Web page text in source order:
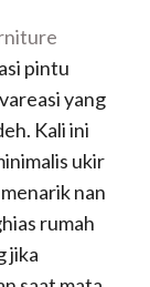
pintu
yang
Kali ini
ukir
nan
rumah
jika